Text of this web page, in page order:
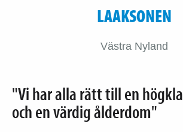
LAAKSONEN
Västra Nyland
"Vi har alla rätt till en
och en värdig ålderdom"